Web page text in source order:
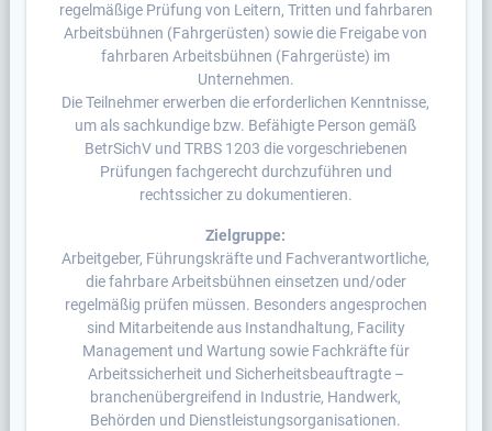
regelmäßige Prüfung von Leitern, Tritten und fahrbaren
Arbeitsbühnen (Fahrgerüsten) sowie die Freigabe von
fahrbaren Arbeitsbühnen (Fahrgerüste) im
Unternehmen.
Die Teilnehmer erwerben die erforderlichen Kenntnisse,
um als sachkundige bzw. Befähigte Person gemäß
BetrSichV und TRBS 1203 die vorgeschriebenen
Prüfungen fachgerecht durchzuführen und
rechtssicher zu dokumentieren.
Zielgruppe:
Arbeitgeber, Führungskräfte und Fachverantwortliche,
die fahrbare Arbeitsbühnen einsetzen und/oder
regelmäßig prüfen müssen. Besonders angesprochen
sind Mitarbeitende aus Instandhaltung, Facility
Management und Wartung sowie Fachkräfte für
Arbeitssicherheit und Sicherheitsbeauftragte –
branchenübergreifend in Industrie, Handwerk,
Behörden und Dienstleistungsorganisationen.